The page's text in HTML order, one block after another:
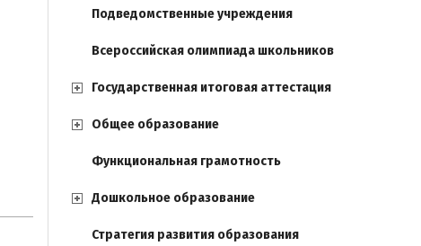
Подведомственные учреждения
Всероссийская олимпиада школьников
Государственная итоговая аттестация
Общее образование
Функциональная грамотность
Дошкольное образование
Стратегия развития образования